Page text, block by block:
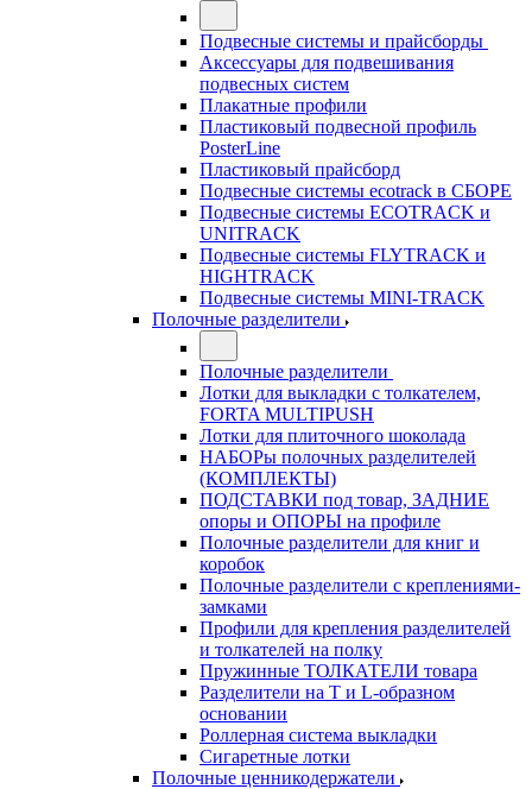
Подвесные системы и прайсборды
Аксессуары для подвешивания
подвесных систем
Плакатные профили
Пластиковый подвесной профиль
PosterLine
Пластиковый прайсборд
Подвесные системы ecotrack в СБОРЕ
Подвесные системы ECOTRACK и
UNITRACK
Подвесные системы FLYTRACK и
HIGHTRACK
Подвесные системы MINI-TRACK
Полочные разделители
Полочные разделители
Лотки для выкладки с толкателем,
FORTA MULTIPUSH
Лотки для плиточного шоколада
НАБОРы полочных разделителей
(КОМПЛЕКТЫ)
ПОДСТАВКИ под товар, ЗАДНИЕ
опоры и ОПОРЫ на профиле
Полочные разделители для книг и
коробок
Полочные разделители с креплениями-
замками
Профили для крепления разделителей
и толкателей на полку
Пружинные ТОЛКАТЕЛИ товара
Разделители на Т и L-образном
основании
Роллерная система выкладки
Сигаретные лотки
Полочные ценникодержатели